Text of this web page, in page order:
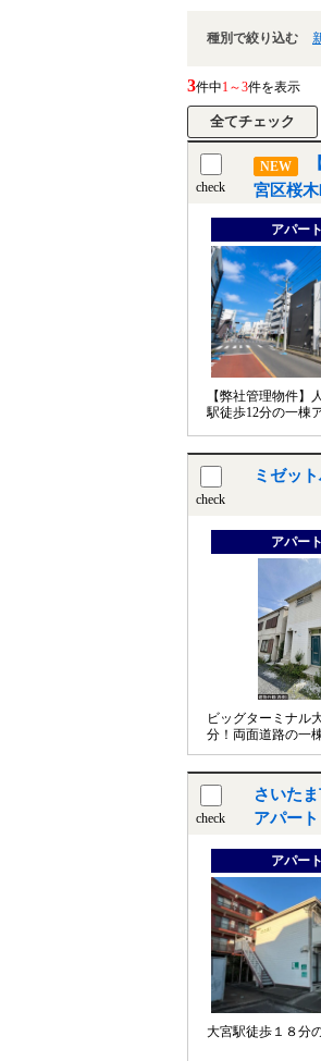
種別で絞り込む
3件中1～3件を表示
check
NEW
宮区桜
アパー
【弊社管理物件】
駅徒歩12分の一棟
check
ミゼッ
アパー
ビッグターミナル
分！両面道路の一
check
さいた
アパー
アパー
大宮駅徒歩１８分